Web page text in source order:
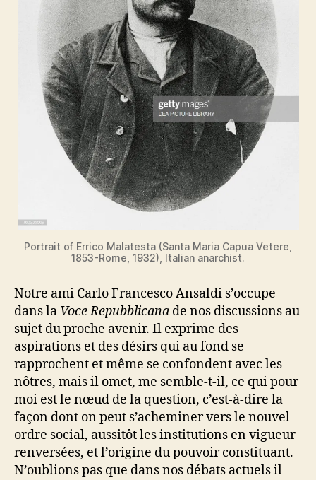
Portrait of Errico Malatesta (Santa Maria Capua Vetere,
1853-Rome, 1932), Italian anarchist.
Notre ami Carlo Francesco Ansaldi s’occupe
dans la Voce Repubblicana de nos discussions au
sujet du proche avenir. Il exprime des
aspirations et des désirs qui au fond se
rapprochent et même se confondent avec les
nôtres, mais il omet, me semble-t-il, ce qui pour
moi est le nœud de la question, c’est-à-dire la
façon dont on peut s’acheminer vers le nouvel
ordre social, aussitôt les institutions en vigueur
renversées, et l’origine du pouvoir constituant.
N’oublions pas que dans nos débats actuels il